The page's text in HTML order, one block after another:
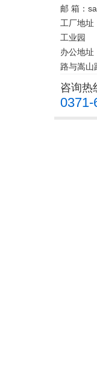
邮 箱：
工厂地址
工业园
办公地址
路与嵩山
咨询热
0371-